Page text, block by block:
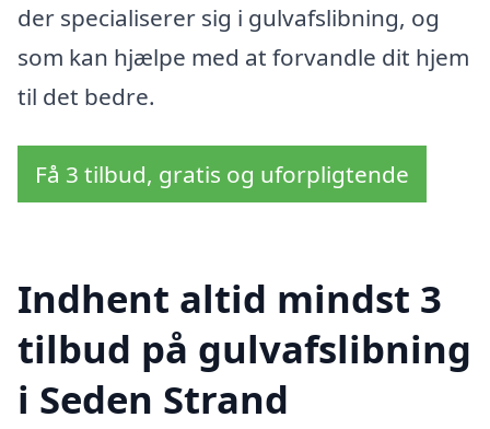
der specialiserer sig i gulvafslibning, og
som kan hjælpe med at forvandle dit hjem
til det bedre.
Få 3 tilbud, gratis og uforpligtende
Indhent altid mindst 3
tilbud på gulvafslibning
i Seden Strand